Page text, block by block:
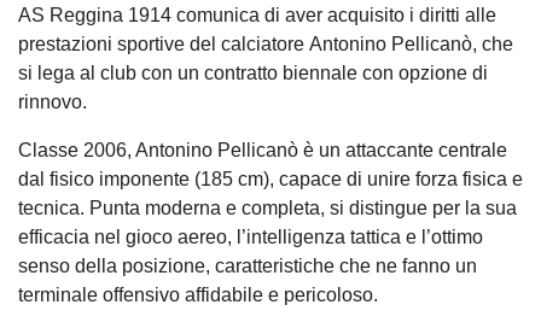
AS Reggina 1914 comunica di aver acquisito i diritti alle
prestazioni sportive del calciatore Antonino Pellicanò, che
si lega al club con un contratto biennale con opzione di
rinnovo.
Classe 2006, Antonino Pellicanò è un attaccante centrale
dal fisico imponente (185 cm), capace di unire forza fisica e
tecnica. Punta moderna e completa, si distingue per la sua
efficacia nel gioco aereo, l’intelligenza tattica e l’ottimo
senso della posizione, caratteristiche che ne fanno un
terminale offensivo affidabile e pericoloso.